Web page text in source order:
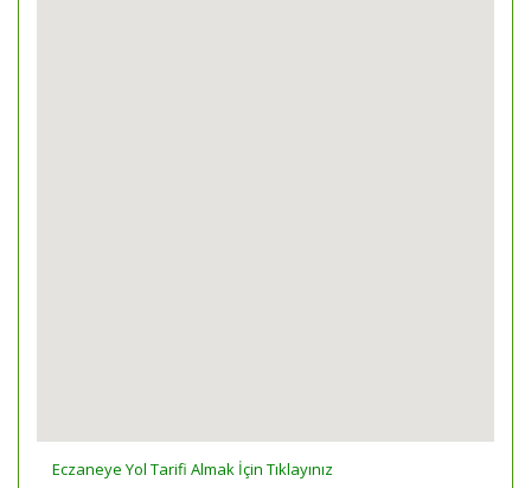
Eczaneye Yol Tarifi Almak İçin Tıklayınız